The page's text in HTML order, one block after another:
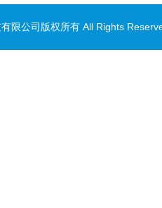
限公司版权所有 All Rights